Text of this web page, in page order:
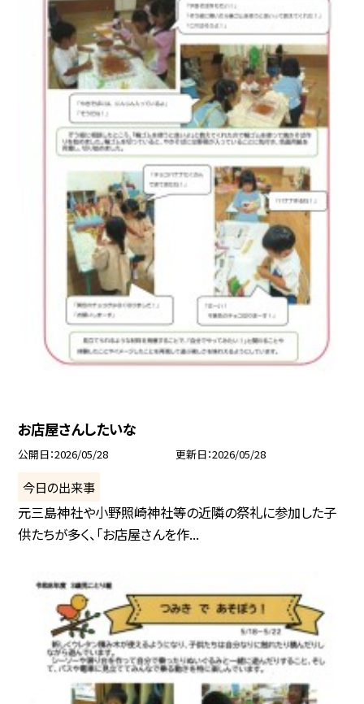
お店屋さんしたいな
公開日 2026/05/28 更新日 2026/05/28
今日の出来事
元三島神社や小野照崎神社等の近隣の祭礼に参加した子
供たちが多く、「お店屋さんを作...